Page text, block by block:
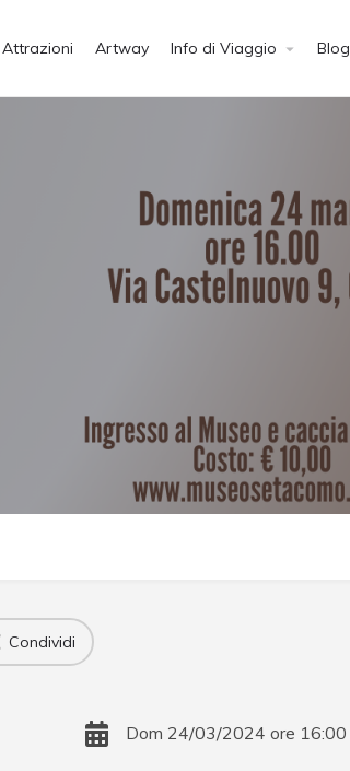
Attrazioni Artway Info di Viaggio Blog
Condividi
Dom 24/03/2024 ore 16:00